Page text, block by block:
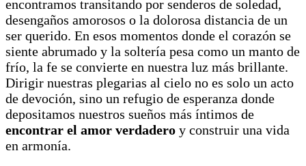
encontramos transitando por senderos de soledad,
desengaños amorosos o la dolorosa distancia de un
ser querido. En esos momentos donde el corazón se
siente abrumado y la soltería pesa como un manto de
frío, la fe se convierte en nuestra luz más brillante.
Dirigir nuestras plegarias al cielo no es solo un acto
de devoción, sino un refugio de esperanza donde
depositamos nuestros sueños más íntimos de
encontrar el amor verdadero y construir una vida
en armonía.